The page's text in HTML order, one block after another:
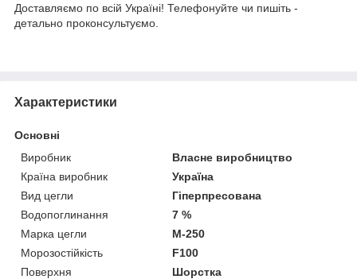
Доставляємо по всій Україні! Телефонуйте чи пишіть -
детально проконсультуємо.
Характеристики
Основні
Виробник
Власне виробництво
Країна виробник
Україна
Вид цегли
Гіперпресована
Водопоглинання
7 %
Марка цегли
М-250
Морозостійкість
F100
Поверхня
Шорстка